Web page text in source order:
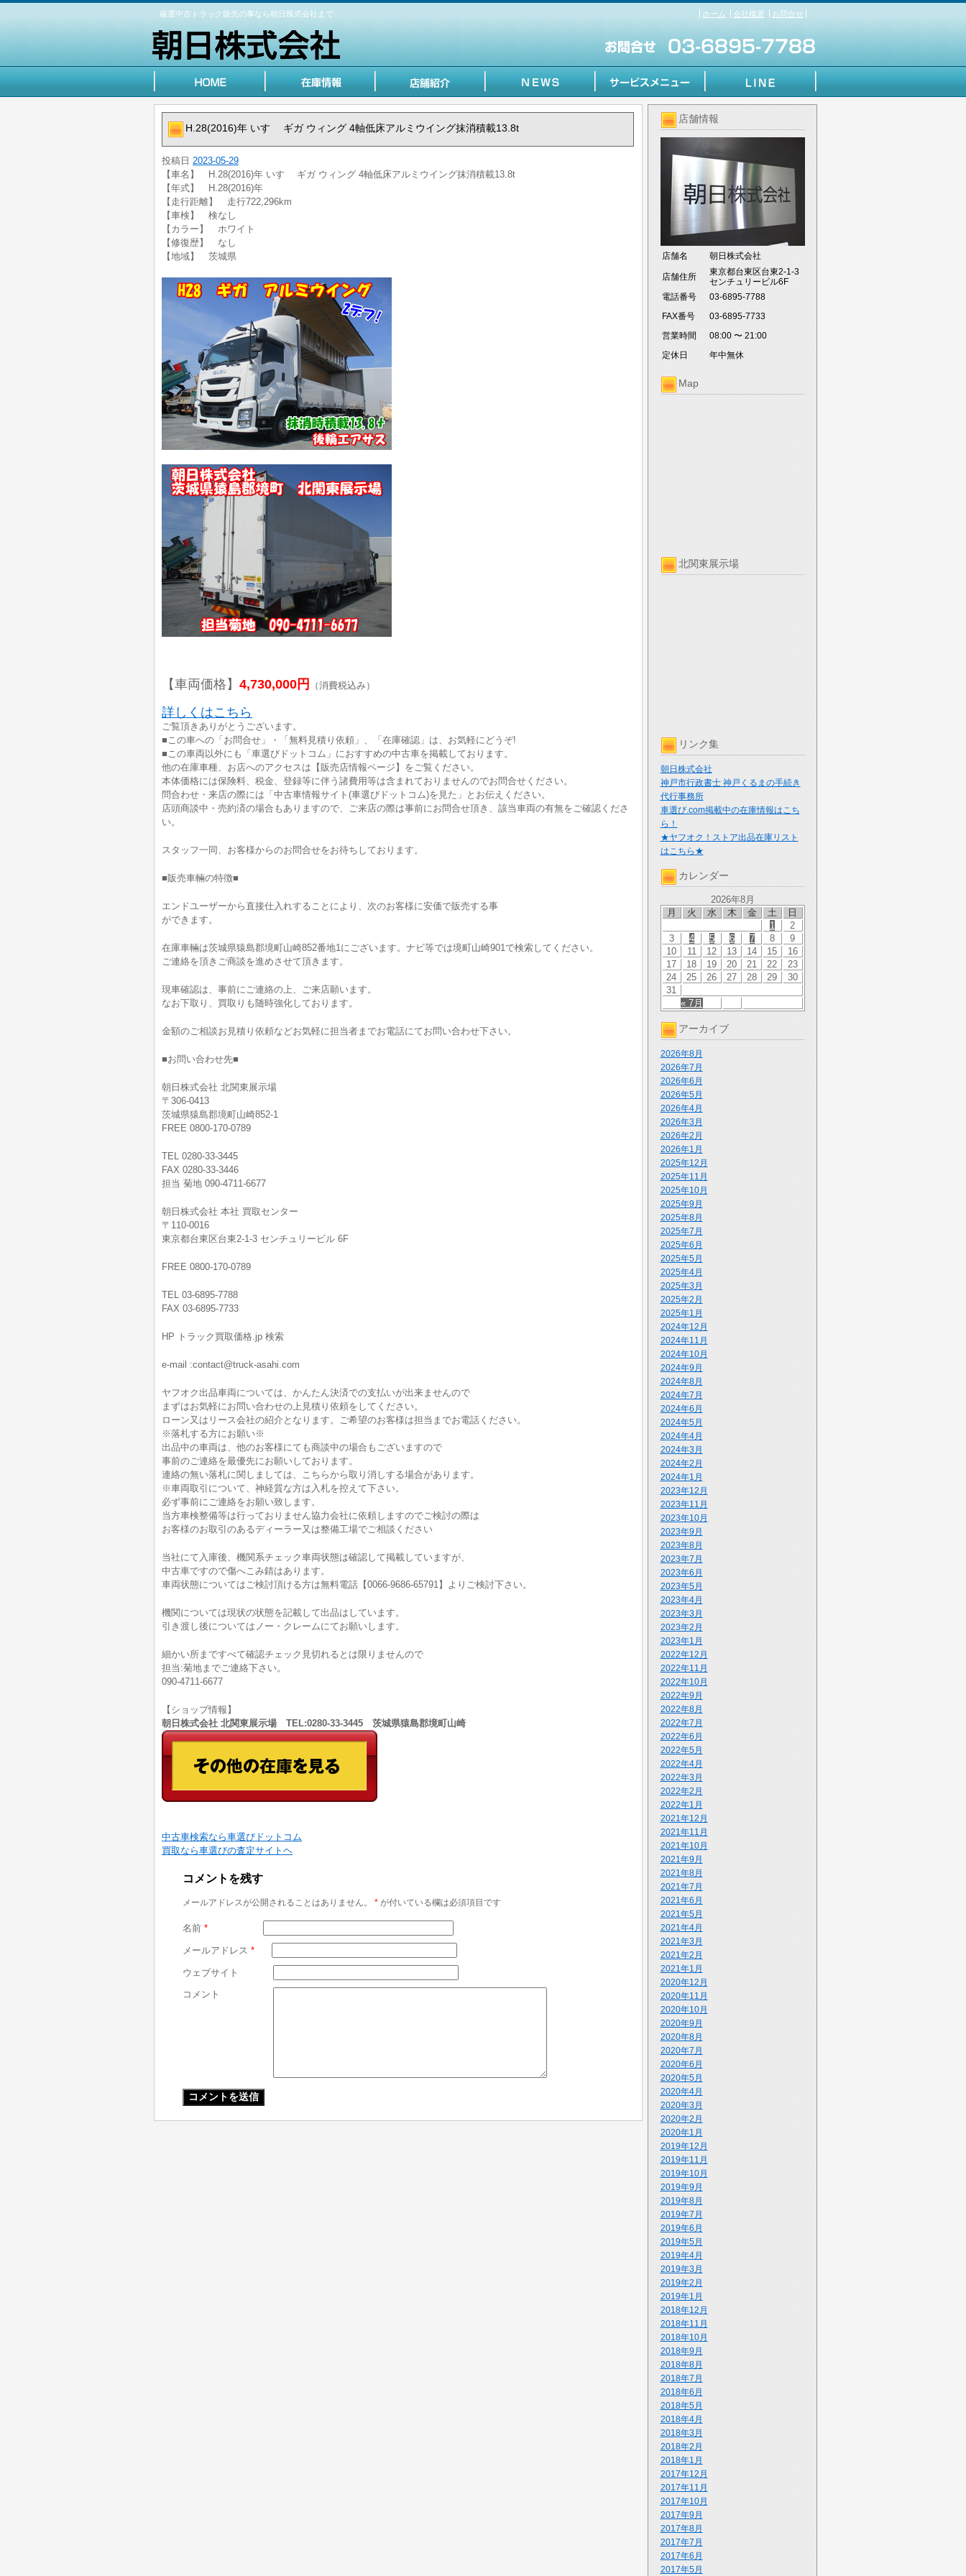
厳選中古トラック販売の事なら朝日株式会社まで ホーム 会社概要 お問合せ
店舗情報
店舗名 朝日株式会社
店舗住所
東京都台東区台東2-1-3
センチュリービル6F
電話番号
03-6895-7788
FAX番号
03-6895-7733
営業時間
08:00 〜 21:00
定休日
年中無休
Map
北関東展示場
リンク集
朝日株式会社
神戸市行政書士 神戸くるまの手続き
代行事務所
車選び.com掲載中の在庫情報はこち
ら！
★ヤフオク！ストア出品在庫リスト
はこちら★
カレンダー
2026年8月
月
火 水 木 金 土 日
« 7月
1
2
3
4 5 6 7 8
9
10
11 12 13 14 15
16
17
18 19 20 21 22
23
24
25 26 27 28 29
30
31
アーカイブ
2026年8月
2026年7月
2026年6月
2026年5月
2026年4月
2026年3月
2026年2月
2026年1月
2025年12月
2025年11月
2025年10月
2025年9月
2025年8月
2025年7月
2025年6月
2025年5月
2025年4月
2025年3月
2025年2月
2025年1月
2024年12月
2024年11月
2024年10月
2024年9月
2024年8月
2024年7月
2024年6月
2024年5月
2024年4月
2024年3月
2024年2月
2024年1月
2023年12月
2023年11月
2023年10月
2023年9月
2023年8月
2023年7月
2023年6月
2023年5月
2023年4月
2023年3月
2023年2月
2023年1月
2022年12月
2022年11月
2022年10月
2022年9月
2022年8月
2022年7月
2022年6月
2022年5月
2022年4月
2022年3月
2022年2月
2022年1月
2021年12月
2021年11月
2021年10月
2021年9月
2021年8月
2021年7月
2021年6月
2021年5月
2021年4月
2021年3月
2021年2月
2021年1月
2020年12月
2020年11月
2020年10月
2020年9月
2020年8月
2020年7月
2020年6月
2020年5月
2020年4月
2020年3月
2020年2月
2020年1月
2019年12月
2019年11月
2019年10月
2019年9月
2019年8月
2019年7月
2019年6月
2019年5月
2019年4月
2019年3月
2019年2月
2019年1月
2018年12月
2018年11月
2018年10月
2018年9月
2018年8月
2018年7月
2018年6月
2018年5月
2018年4月
2018年3月
2018年2月
2018年1月
2017年12月
2017年11月
2017年10月
2017年9月
2017年8月
2017年7月
2017年6月
2017年5月
H.28(2016)年 いすゞ ギガ ウィング 4軸低床アルミウイング抹消積載13.8t
投稿日 2023-05-29
【車名】 H.28(2016)年 いすゞ ギガ ウィング 4軸低床アルミウイング抹消積載13.8t
【年式】 H.28(2016)年
【走行距離】 走行722,296km
【車検】 検なし
【カラー】 ホワイト
【修復歴】 なし
【地域】 茨城県
【車両価格】 4,730,000円 （消費税込み）
詳しくはこちら
ご覧頂きありがとうございます。
■この車への「お問合せ」・「無料見積り依頼」、「在庫確認」は、お気軽にどうぞ!
■この車両以外にも「車選びドットコム」におすすめの中古車を掲載しております。
他の在庫車種、お店へのアクセスは【販売店情報ページ】をご覧ください。
本体価格には保険料、税金、登録等に伴う諸費用等は含まれておりませんのでお問合せください。
問合わせ・来店の際には「中古車情報サイト(車選びドットコム)を見た」とお伝えください。
店頭商談中・売約済の場合もありますので、ご来店の際は事前にお問合せ頂き、該当車両の有無をご確認くださ
い。
スタッフ一同、お客様からのお問合せをお待ちしております。
■販売車輛の特徴■
エンドユーザーから直接仕入れすることにより、次のお客様に安価で販売する事
ができます。
在庫車輛は茨城県猿島郡境町山崎852番地1にございます。ナビ等では境町山崎901で検索してください。
ご連絡を頂きご商談を進めさせて頂きます。
現車確認は、事前にご連絡の上、ご来店願います。
なお下取り、買取りも随時強化しております。
金額のご相談お見積り依頼などお気軽に担当者までお電話にてお問い合わせ下さい。
■お問い合わせ先■
朝日株式会社 北関東展示場
〒306-0413
茨城県猿島郡境町山崎852-1
FREE 0800-170-0789
TEL 0280-33-3445
FAX 0280-33-3446
担当 菊地 090-4711-6677
朝日株式会社 本社 買取センター
〒110-0016
東京都台東区台東2-1-3 センチュリービル 6F
FREE 0800-170-0789
TEL 03-6895-7788
FAX 03-6895-7733
HP トラック買取価格.jp 検索
e-mail :contact@truck-asahi.com
ヤフオク出品車両については、かんたん決済での支払いが出来ませんので
まずはお気軽にお問い合わせの上見積り依頼をしてください。
ローン又はリース会社の紹介となります。ご希望のお客様は担当までお電話ください。
※落札する方にお願い※
出品中の車両は、他のお客様にても商談中の場合もございますので
事前のご連絡を最優先にお願いしております。
連絡の無い落札に関しましては、こちらから取り消しする場合があります。
※車両取引について、神経質な方は入札を控えて下さい。
必ず事前にご連絡をお願い致します。
当方車検整備等は行っておりません協力会社に依頼しますのでご検討の際は
お客様のお取引のあるディーラー又は整備工場でご相談ください
当社にて入庫後、機関系チェック車両状態は確認して掲載していますが、
中古車ですので傷へこみ錆はあります。
車両状態についてはご検討頂ける方は無料電話【0066-9686-65791】よりご検討下さい。
機関については現状の状態を記載して出品はしています。
引き渡し後についてはノー・クレームにてお願いします。
細かい所まですべて確認チェック見切れるとは限りませんので
担当:菊地までご連絡下さい。
090-4711-6677
【ショップ情報】
朝日株式会社 北関東展示場 TEL:0280-33-3445 茨城県猿島郡境町山崎
中古車検索なら車選びドットコム
買取なら車選びの査定サイトヘ
コメントを残す
メールアドレスが公開されることはありません。 * が付いている欄は必須項目です
名前 *
メールアドレス *
ウェブサイト
コメント